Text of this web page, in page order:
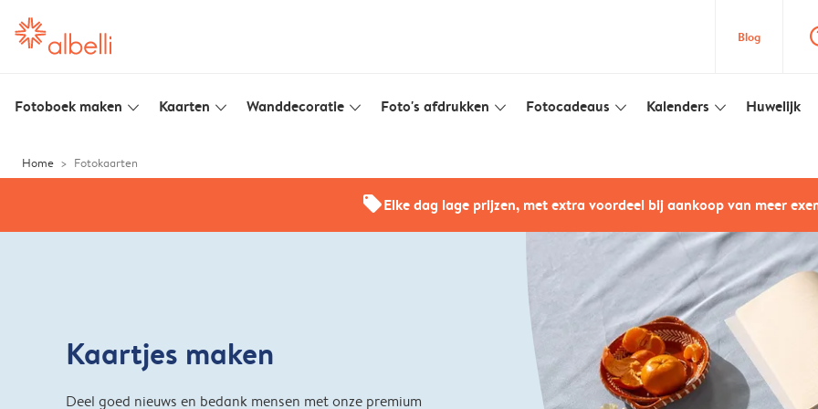
Blog
Fotoboek maken slim_arrow_down Kaarten slim_arrow_down Wanddecoratie slim_arrow_down Foto's afdrukken slim_arrow_down Fotocadeaus slim_arrow_down Kalenders slim_arrow_down Huwelijk
Home Fotokaarten
offersElke dag lage prijzen, met extra voordeel bij aankoop van meer
Kaartjes maken
Deel goed nieuws en bedank mensen met onze premium